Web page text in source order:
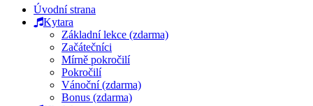
Úvodní strana
Kytara
Základní lekce (zdarma)
Začátečníci
Mírně pokročilí
Pokročilí
Vánoční (zdarma)
Bonus (zdarma)